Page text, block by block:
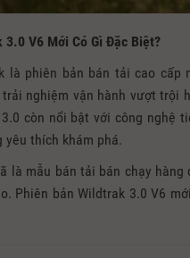
3.0 V6 Mới Có Gì Đặc Biệt?
là phiên bản bán tải cao cấp
trải nghiệm vận hành vượt
còn nổi bật với công nghệ
yêu thích khám phá.
là mẫu bán tải bán chạy
Phiên bản Wildtrak 3.0 V6